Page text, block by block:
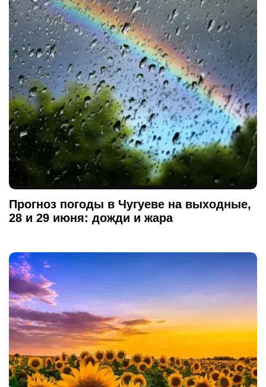
Прогноз погоды в Чугуеве на выходные,
28 и 29 июня: дожди и жара